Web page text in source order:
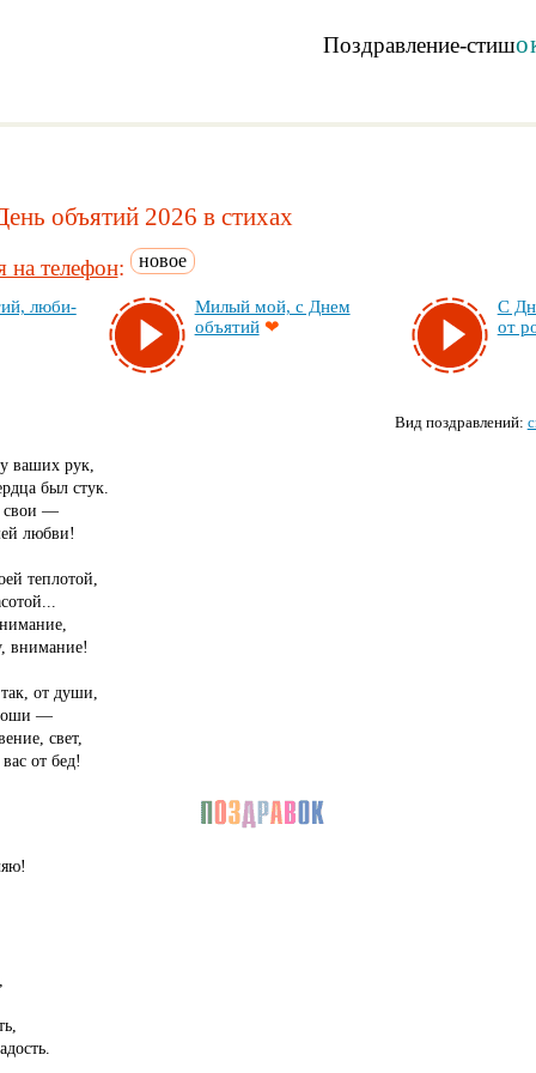
Поздравление-стиш
объятий 2026 в стихах
на телефон: новое
лю­би­
Ми­лый мой, с Днем
объятий ❤
С
от
Вид поздравлений:
ваших рук,
был стук.
свои —
любви!
теплотой,
внимание!
от души,
—
свет,
от бед!